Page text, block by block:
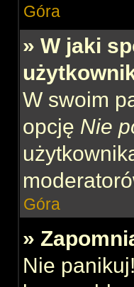
Góra
» W jaki
W swoim
opcję Nie
Góra
»
Nie